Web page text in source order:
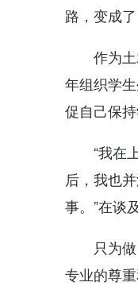
路，变成了
作为
年组织学
促自己保持
“我在
后，我也
事。”在谈
只为
专业的尊